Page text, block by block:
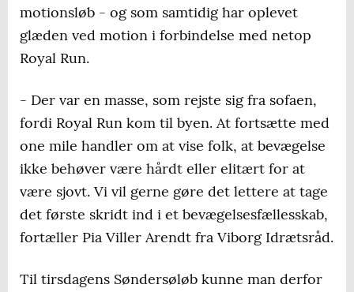
motionsløb - og som samtidig har oplevet
glæden ved motion i forbindelse med netop
Royal Run.
- Der var en masse, som rejste sig fra sofaen,
fordi Royal Run kom til byen. At fortsætte med
one mile handler om at vise folk, at bevægelse
ikke behøver være hårdt eller elitært for at
være sjovt. Vi vil gerne gøre det lettere at tage
det første skridt ind i et bevægelsesfællesskab,
fortæller Pia Viller Arendt fra Viborg Idrætsråd.
Til tirsdagens Søndersøløb kunne man derfor